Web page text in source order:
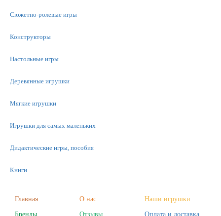
Сюжетно-ролевые игры
Конструкторы
Настольные игры
Деревянные игрушки
Мягкие игрушки
Игрушки для самых маленьких
Дидактические игры, пособия
Книги
Главная О нас
Наши игрушки
Бренды
Отзывы Оплата и доставка